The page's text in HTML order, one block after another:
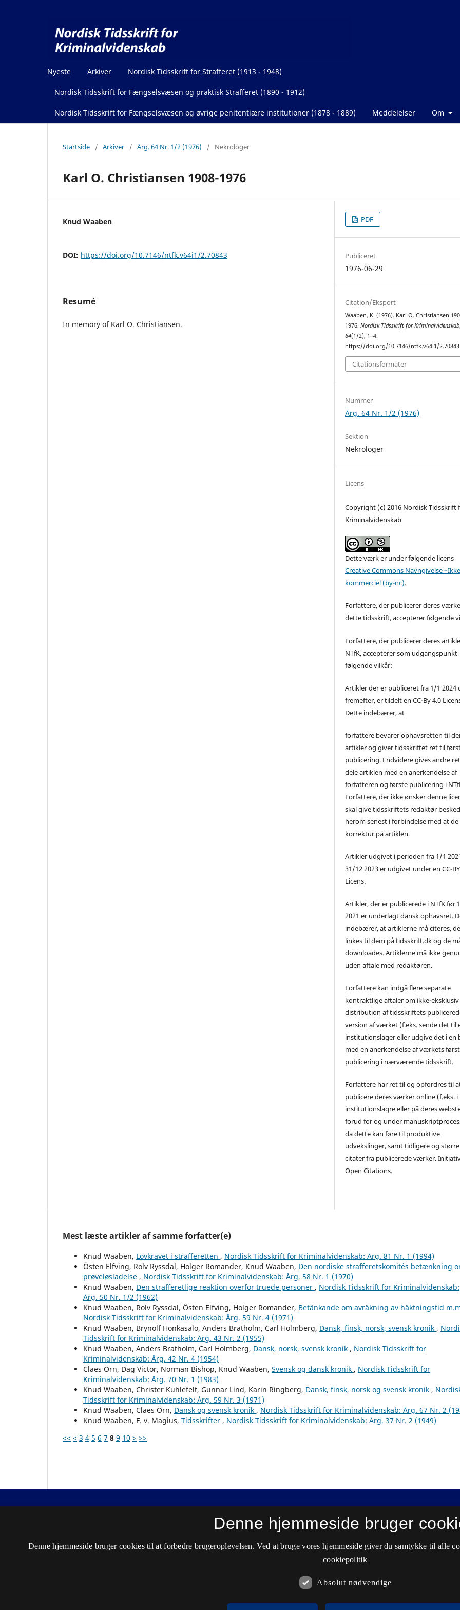
Nyeste Arkiver Nordisk Tidsskrift for Strafferet (1913 - 1948)
Nordisk Tidsskrift for Fængselsvæsen og praktisk Strafferet (1890 - 1912)
Nordisk Tidsskrift for Fængselsvæsen og øvrige penitentiære institutioner (1878 - 1889) Meddelelser Om
Startside / Arkiver / Årg. 64 Nr. 1/2 (1976) / Nekrologer
Karl O. Christiansen 1908-1976
Knud Waaben
DOI: https://doi.org/10.7146/ntfk.v64i1/2.70843
Resumé
In memory of Karl O. Christiansen.
PDF
Publiceret
1976-06-29
Citation/Eksport
Waaben, K. (1976). Karl O. Christiansen
1976.Nordisk Tidsskrift for Kriminalvidenskab,
64(1/2), 1–4.
https://doi.org/10.7146/ntfk.v64i1/2.70843
Citationsformater
Nummer
Årg. 64 Nr. 1/2 (1976)
Sektion
Nekrologer
Licens
Copyright (c) 2016 Nordisk Tidsskrift
Kriminalvidenskab
Dette værk er under følgende licens
Creative Commons Navngivelse
kommerciel (by-nc).
Forfattere, der publicerer deres
dette tidsskrift, accepterer følgende
Forfattere, der publicerer deres
NTfK, accepterer som udgangspunkt
følgende vilkår:
Artikler der er publiceret fra 1/1 2024
fremefter, er tildelt en CC-By 4.0
Dette indebærer, at
forfattere bevarer ophavsretten til
artikler og giver tidsskriftet ret til
publicering. Endvidere gives andre
dele artiklen med en anerkendelse af
forfatteren og første publicering i
Forfattere, der ikke ønsker denne
skal give tidsskriftets redaktør besked
herom senest i forbindelse med at
korrektur på artiklen.
Artikler udgivet i perioden fra 1/1
31/12 2023 er udgivet under en CC-
Licens.
Artikler, der er publicerede i NTfK før
2021 er underlagt dansk ophavsret.
indebærer, at artiklerne må citeres,
linkes til dem på tidsskrift.dk og de
downloades. Artiklerne må ikke
uden aftale med redaktøren.
Forfattere kan indgå flere separate
kontraktlige aftaler om ikke-eksklusiv
distribution af tidsskriftets
version af værket (f.eks. sende det til
institutionslager eller udgive det i en
med en anerkendelse af værkets
publicering i nærværende tidsskrift.
Forfattere har ret til og opfordres til
publicere deres værker online (f.eks. i
institutionslagre eller på deres
forud for og under
da dette kan føre til produktive
udvekslinger, samt tidligere og større
citater fra publicerede værker.
Open Citations.
Mest læste artikler af samme forfatter(e)
Knud Waaben, Lovkravet i strafferetten , Nordisk Tidsskrift for Kriminalvidenskab: Årg. 81 Nr. 1 (1994)
Östen Elfving, Rolv Ryssdal, Holger Romander, Knud Waaben, Den nordiske strafferetskomités betænkning
prøveløsladelse , Nordisk Tidsskrift for Kriminalvidenskab: Årg. 58 Nr. 1 (1970)
Knud Waaben, Den strafferetlige reaktion overfor truede personer , Nordisk Tidsskrift for Kriminalvidenskab:
Årg. 50 Nr. 1/2 (1962)
Knud Waaben, Rolv Ryssdal, Östen Elfving, Holger Romander, Betänkande om avräkning av häktningstid
Nordisk Tidsskrift for Kriminalvidenskab: Årg. 59 Nr. 4 (1971)
Knud Waaben, Brynolf Honkasalo, Anders Bratholm, Carl Holmberg, Dansk, finsk, norsk, svensk kronik ,
Tidsskrift for Kriminalvidenskab: Årg. 43 Nr. 2 (1955)
Knud Waaben, Anders Bratholm, Carl Holmberg, Dansk, norsk, svensk kronik , Nordisk Tidsskrift for
Kriminalvidenskab: Årg. 42 Nr. 4 (1954)
Claes Örn, Dag Victor, Norman Bishop, Knud Waaben, Svensk og dansk kronik , Nordisk Tidsskrift for
Kriminalvidenskab: Årg. 70 Nr. 1 (1983)
Knud Waaben, Christer Kuhlefelt, Gunnar Lind, Karin Ringberg, Dansk, finsk, norsk og svensk kronik ,
Tidsskrift for Kriminalvidenskab: Årg. 59 Nr. 3 (1971)
Knud Waaben, Claes Örn, Dansk og svensk kronik , Nordisk Tidsskrift for Kriminalvidenskab: Årg. 67 Nr. 2
Knud Waaben, F. v. Magius, Tidsskrifter , Nordisk Tidsskrift for Kriminalvidenskab: Årg. 37 Nr. 2 (1949)
<< < 3 4 5 6 7 8 9 10 > >>
Nordisk Tidsskrift for Kriminalvidenskab
ISSN 2446-3051 (Online)
Denne hjemmeside bruger
Denne hjemmeside bruger cookies til at forbedre brugeroplevelsen. Ved at bruge vores hjemmeside giver du samtykke til alle
cookiepolitik
Absolut nødvendige